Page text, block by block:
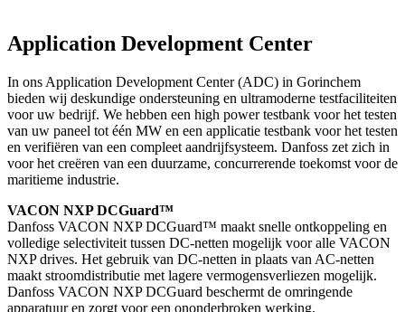
Application Development Center
In ons Application Development Center (ADC) in Gorinchem
bieden wij deskundige ondersteuning en ultramoderne testfaciliteiten
voor uw bedrijf. We hebben een high power testbank voor het testen
van uw paneel tot één MW en een applicatie testbank voor het testen
en verifiëren van een compleet aandrijfsysteem. Danfoss zet zich in
voor het creëren van een duurzame, concurrerende toekomst voor de
maritieme industrie.
VACON NXP DCGuard™
Danfoss VACON NXP DCGuard™ maakt snelle ontkoppeling en
volledige selectiviteit tussen DC-netten mogelijk voor alle VACON
NXP drives. Het gebruik van DC-netten in plaats van AC-netten
maakt stroomdistributie met lagere vermogensverliezen mogelijk.
Danfoss VACON NXP DCGuard beschermt de omringende
apparatuur en zorgt voor een ononderbroken werking.